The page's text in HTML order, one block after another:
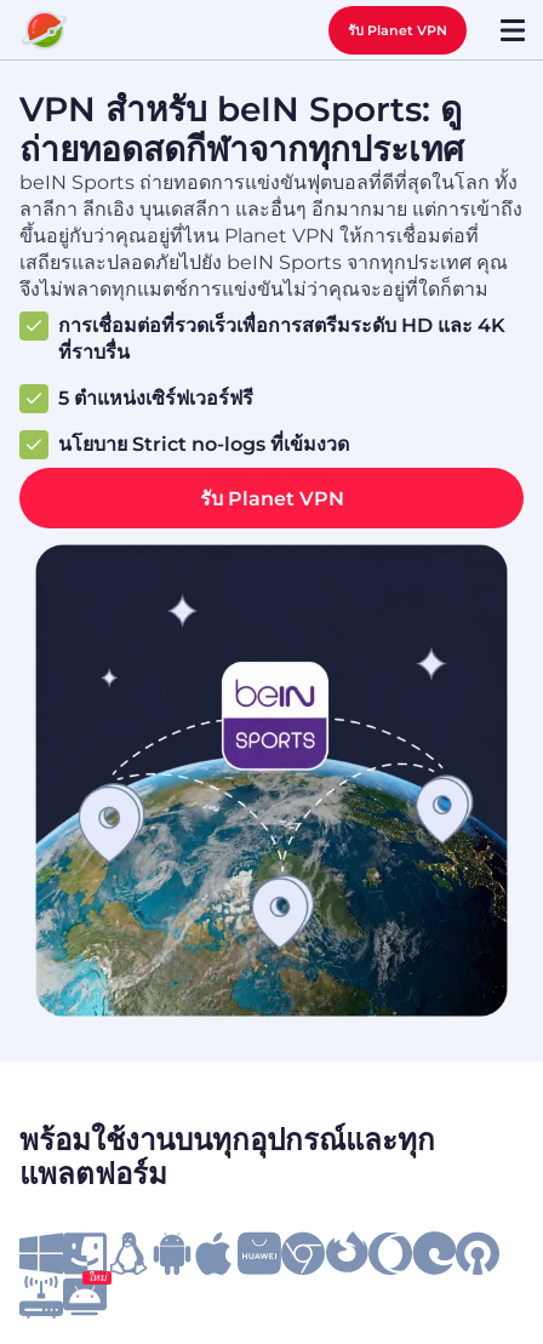
รับ Planet VPN
VPN สำหรับ beIN Sports: ดู
ถ่ายทอดสดกีฬาจากทุกประเทศ
beIN Sports ถ่ายทอดการแข่งขันฟุตบอลที่ดีที่สุดในโลก ทั้ง
ลาลีกา ลีกเอิง บุนเดสลีกา และอื่นๆ อีกมากมาย แต่การเข้าถึง
ขึ้นอยู่กับว่าคุณอยู่ที่ไหน Planet VPN ให้การเชื่อมต่อที่
เสถียรและปลอดภัยไปยัง beIN Sports จากทุกประเทศ คุณ
จึงไม่พลาดทุกแมตช์การแข่งขันไม่ว่าคุณจะอยู่ที่ใดก็ตาม
การเชื่อมต่อที่รวดเร็วเพื่อการสตรีมระดับ HD และ 4K
ที่ราบรื่น
5 ตำแหน่งเซิร์ฟเวอร์ฟรี
นโยบาย Strict no-logs ที่เข้มงวด
รับ Planet VPN
พร้อมใช้งานบนทุกอุปกรณ์และทุก
แพลตฟอร์ม
ใหม่